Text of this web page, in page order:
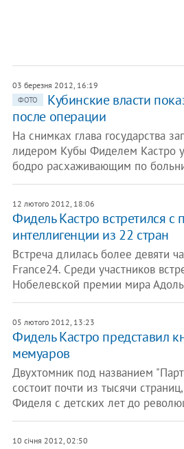
03 березня 2012, 16:19
ФОТО
Кубинские власти
после операции
На снимках глава государства
лидером Кубы Фиделем Кастро
бодро расхаживающим по
12 лютого 2012, 18:06
​Фидель Кастро встретился с
интеллигенции из 22 стран
Встреча длилась более девяти
France24. Среди участников
Нобелевской премии мира
05 лютого 2012, 13:23
Фидель Кастро представил
мемуаров
Двухтомник под названием
состоит почти из тысячи
Фиделя с детских лет до
10 січня 2012, 02:50